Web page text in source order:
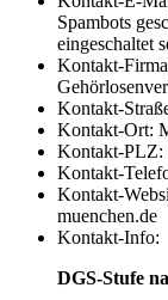
Spambots
eingeschaltet
Kontakt-
Kontakt-
Kontakt-Ort:
Kontakt-PLZ:
Kontakt-
Kontakt-
muenchen.de
Kontakt-Info:
DGS-Stufe